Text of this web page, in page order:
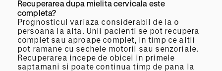
Recuperarea dupa mielita cervicala este
completa?
Prognosticul variaza considerabil de la o
persoana la alta. Unii pacienti se pot recupera
complet sau aproape complet, in timp ce altii
pot ramane cu sechele motorii sau senzoriale.
Recuperarea incepe de obicei in primele
saptamani si poate continua timp de pana la